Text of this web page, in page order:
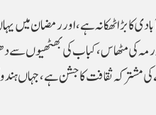
کا بڑا ٹھکانہ ہے، اور رمضان
کی مٹھاس، کباب کی بھٹھیوں سے
ثقافت کا جشن ہے، جہاں